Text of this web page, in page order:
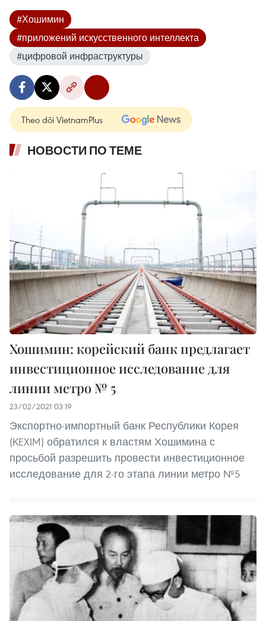
#Хошимин
#приложений искусственного интеллекта
#цифровой инфраструктуры
Theo dõi VietnamPlus
НОВОСТИ ПО ТЕМЕ
Хошимин: корейский банк предлагает
инвестиционное исследование для
линии метро № 5
23/02/2021 03:19
Экспортно-импортный банк Республики Корея
(KEXIM) обратился к властям Хошимина с
просьбой разрешить провести инвестиционное
исследование для 2-го этапа линии метро №5